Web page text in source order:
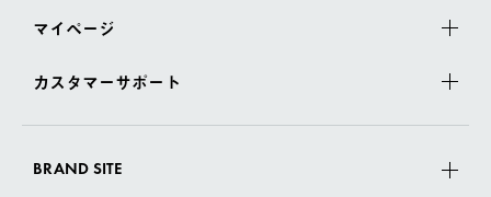
マイページ
カスタマーサポート
BRAND SITE